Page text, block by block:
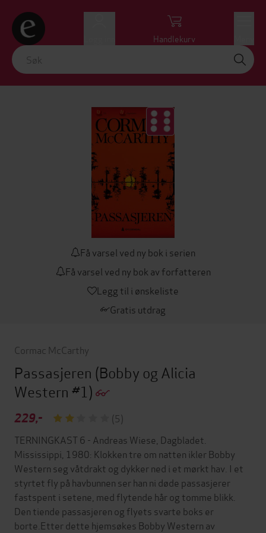
Handlekurv
Få varsel ved ny bok i serien
Få varsel ved ny bok av forfatteren
Legg til i ønskeliste
Gratis utdrag
Cormac McCarthy
Passasjeren (Bobby og Alicia
Western #1)
229,-
(5)
TERNINGKAST 6 - Andreas Wiese, Dagbladet.
Mississippi, 1980: Klokken tre om natten ikler Bobby
Western seg våtdrakt og dykker ned i et mørkt hav. I et
styrtet fly på havbunnen ser han ni døde passasjerer
fastspent i setene, med flytende hår og tomme blikk.
Den tiende passasjeren og flyets svarte boks er
borte.Etter dette hjemsøkes Bobby Western av